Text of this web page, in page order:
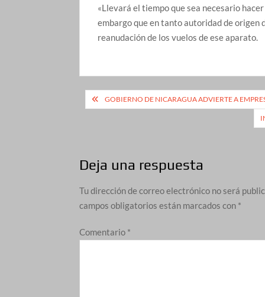
«Llevará el tiempo que sea necesario
embargo que en tanto autoridad de origen
reanudación de los vuelos de ese aparato.
Navegación
GOBIERNO DE NICARAGUA ADVIERTE A
Deja una respuesta
Tu dirección de correo electrónico no será
campos obligatorios están marcados con *
Comentario *